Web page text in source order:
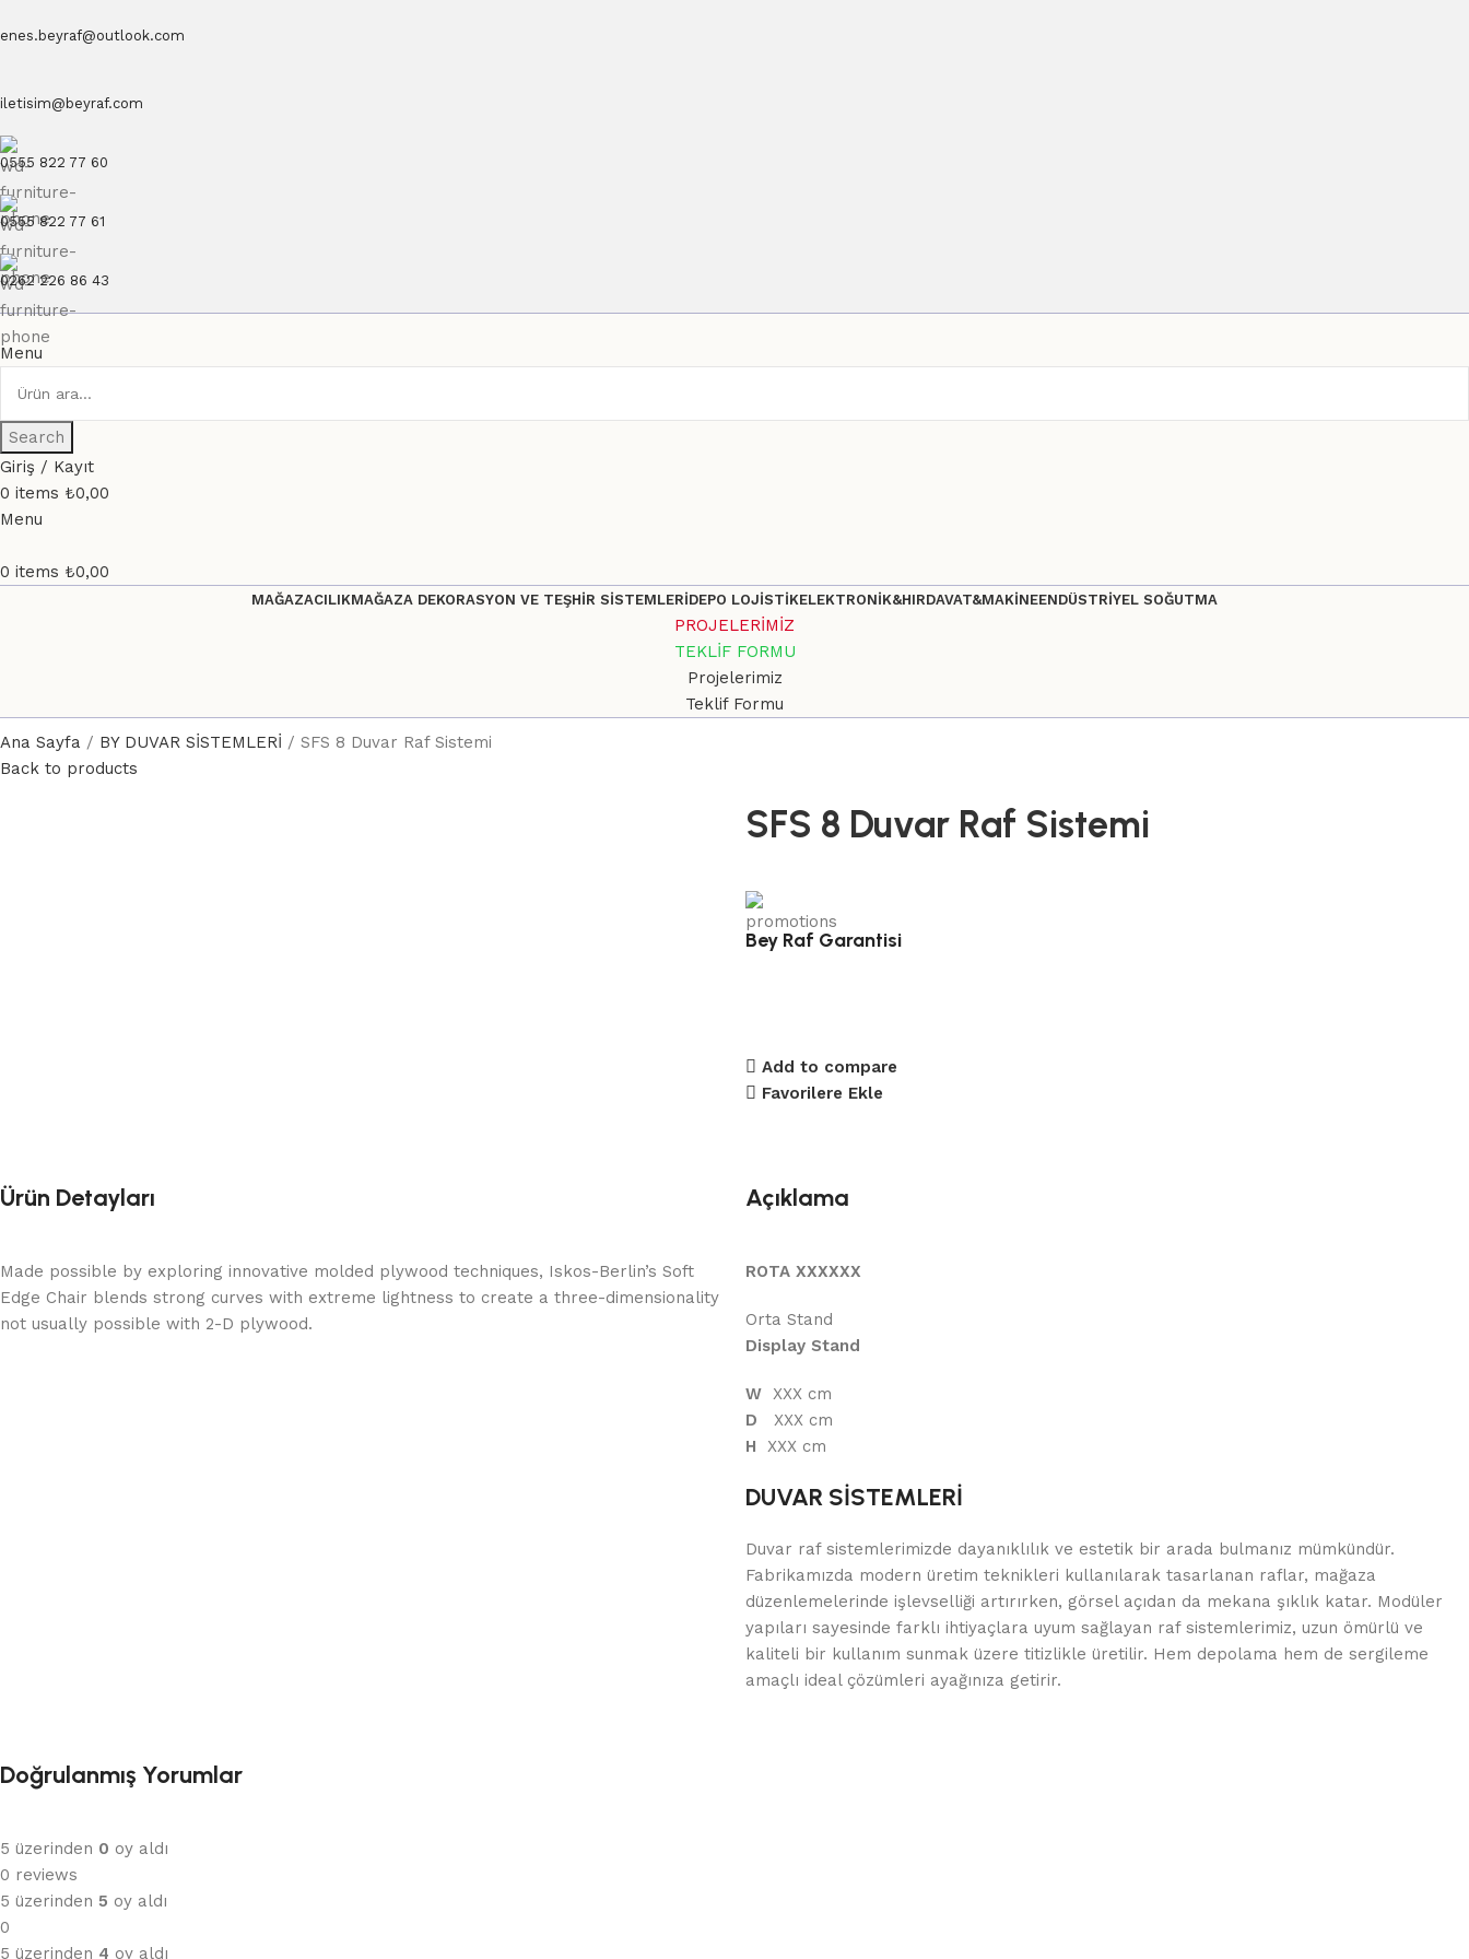
enes.beyraf@outlook.com
iletisim@beyraf.com
0555 822 77 60
0555 822 77 61
0262 226 86 43
Menu
Search
Giriş / Kayıt
0 items ₺0,00
Menu
0 items ₺0,00
MAĞAZACILIKMAĞAZA DEKORASYON VE TEŞHİR SİSTEMLERİDEPO LOJİSTİKELEKTRONİK&HIRDAVAT&MAKİNEENDÜSTRİYEL SOĞUTMA
PROJELERİMİZ
TEKLİF FORMU
Projelerimiz
Teklif Formu
Ana Sayfa
BY DUVAR SİSTEMLERİ
SFS 8 Duvar Raf Sistemi
Back to products
SFS 8 Duvar Raf Sistemi
Bey Raf Garantisi
Add to compare
Favorilere Ekle
Ürün Detayları
Made possible by exploring innovative molded plywood techniques, Iskos-Berlin’s Soft
Edge Chair blends strong curves with extreme lightness to create a three-dimensionality
not usually possible with 2-D plywood.
Açıklama
ROTA XXXXXX
Orta Stand
Display Stand
W XXX cm
D XXX cm
H XXX cm
DUVAR SİSTEMLERİ
Duvar raf sistemlerimizde dayanıklılık ve estetik bir arada bulmanız mümkündür.
Fabrikamızda modern üretim teknikleri kullanılarak tasarlanan raflar, mağaza
düzenlemelerinde işlevselliği artırırken, görsel açıdan da mekana şıklık katar. Modüler
yapıları sayesinde farklı ihtiyaçlara uyum sağlayan raf sistemlerimiz, uzun ömürlü ve
kaliteli bir kullanım sunmak üzere titizlikle üretilir. Hem depolama hem de sergileme
amaçlı ideal çözümleri ayağınıza getirir.
Doğrulanmış Yorumlar
5 üzerinden 0 oy aldı
0 reviews
5 üzerinden 5 oy aldı
0
5 üzerinden 4 oy aldı